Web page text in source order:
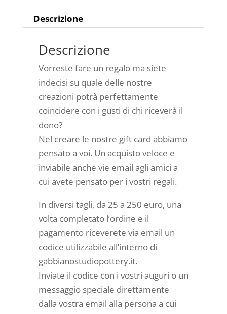
quantità
Descrizione
Descrizione
Vorreste fare un regalo ma siete
indecisi su quale delle nostre
creazioni potrà perfettamente
coincidere con i gusti di chi riceverà il
dono?
Nel creare le nostre gift card abbiamo
pensato a voi. Un acquisto veloce e
inviabile anche vie email agli amici a
cui avete pensato per i vostri regali.
In diversi tagli, da 25 a 250 euro, una
volta completato l’ordine e il
pagamento riceverete via email un
codice utilizzabile all’interno di
gabbianostudiopottery.it.
Inviate il codice con i vostri auguri o un
messaggio speciale direttamente
dalla vostra email alla persona a cui